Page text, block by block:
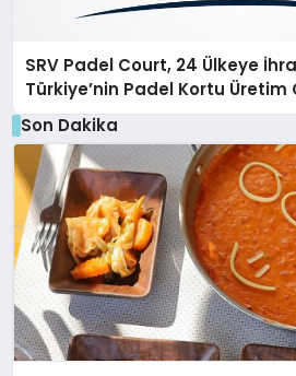
SRV Padel Court, 24 Ülkeye
Türkiye’nin Padel Kortu Üretim
Son Dakika